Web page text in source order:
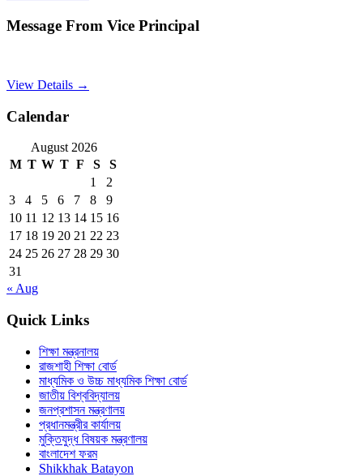
Message From Vice Principal
View Details →
Calendar
August 2026
M T W T F S
S
1
2
3
4 5 6 7 8
9
10 11 12 13 14 15 16
17 18 19 20 21 22 23
24 25 26 27 28 29 30
31
« Aug
Quick Links
শিক্ষা মন্ত্রনালয়
রাজশাহী শিক্ষা বোর্ড
মাধ্যমিক ও উচ্চ মাধ্যমিক শিক্ষা বোর্ড
জাতীয় বিশ্ববিদ্যালয়
জনপ্রশাসন মন্ত্রণালয়
প্রধানমন্ত্রীর কার্যালয়
মুক্তিযুদ্ধ বিষয়ক মন্ত্রণালয়
বাংলাদেশ ফরম
Shikkhak Batayon